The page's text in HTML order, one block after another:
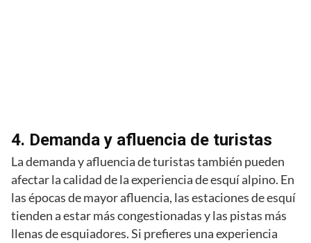
4. Demanda y afluencia de turistas
La demanda y afluencia de turistas también pueden
afectar la calidad de la experiencia de esquí alpino. En
las épocas de mayor afluencia, las estaciones de esquí
tienden a estar más congestionadas y las pistas más
llenas de esquiadores. Si prefieres una experiencia